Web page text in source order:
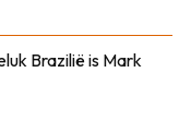
Brazilië is Mark